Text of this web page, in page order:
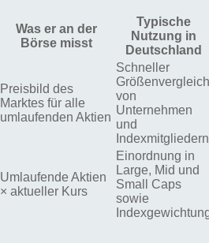
Was er an der
Börse misst
Typische
Nutzung in
Deutschland
Preisbild des
Marktes für alle
umlaufenden Aktien
Schneller
Größenvergleich
von
Unternehmen
und
Indexmitgliedern
Umlaufende Aktien
× aktueller Kurs
Einordnung in
Large, Mid und
Small Caps
sowie